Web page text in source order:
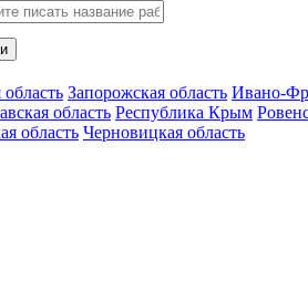
область Запорожская область Ивано-
область Республика Крым
область Черновицкая область